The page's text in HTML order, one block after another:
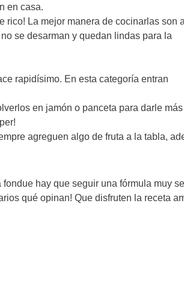
en casa.
La mejor manera de cocinarlas son
se desarman y quedan lindas para la
rapidísimo. En esta categoría entran
en jamón o panceta para darle
agreguen algo de fruta a la tabla,
hay que seguir una fórmula muy
qué opinan! Que disfruten la receta